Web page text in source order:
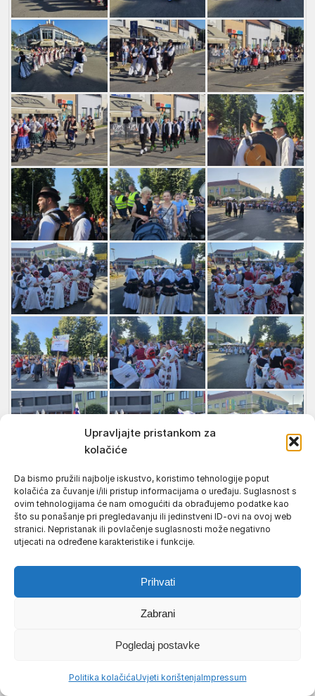
Upravljajte pristankom za
kolačiće
Da bismo pružili najbolje iskustvo, koristimo tehnologije poput
kolačića za čuvanje i/ili pristup informacijama o uređaju. Suglasnost s
ovim tehnologijama će nam omogućiti da obrađujemo podatke kao
što su ponašanje pri pregledavanju ili jedinstveni ID-ovi na ovoj web
stranici. Nepristanak ili povlačenje suglasnosti može negativno
utjecati na određene karakteristike i funkcije.
Prihvati
Zabrani
Pogledaj postavke
Politika kolačićaUvjeti korištenjaImpressum